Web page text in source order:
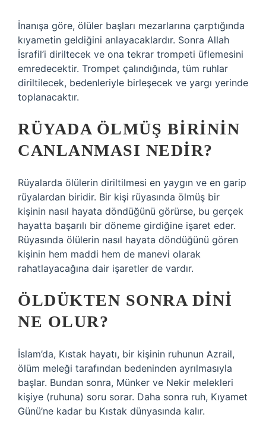
İnanışa göre, ölüler başları mezarlarına çarptığında
kıyametin geldiğini anlayacaklardır. Sonra Allah
İsrafil’i diriltecek ve ona tekrar trompeti üflemesini
emredecektir. Trompet çalındığında, tüm ruhlar
diriltilecek, bedenleriyle birleşecek ve yargı yerinde
toplanacaktır.
RÜYADA ÖLMÜŞ BIRININ
CANLANMASI NEDIR?
Rüyalarda ölülerin diriltilmesi en yaygın ve en garip
rüyalardan biridir. Bir kişi rüyasında ölmüş bir
kişinin nasıl hayata döndüğünü görürse, bu gerçek
hayatta başarılı bir döneme girdiğine işaret eder.
Rüyasında ölülerin nasıl hayata döndüğünü gören
kişinin hem maddi hem de manevi olarak
rahatlayacağına dair işaretler de vardır.
ÖLDÜKTEN SONRA DINI
NE OLUR?
İslam’da, Kıstak hayatı, bir kişinin ruhunun Azrail,
ölüm meleği tarafından bedeninden ayrılmasıyla
başlar. Bundan sonra, Münker ve Nekir melekleri
kişiye (ruhuna) soru sorar. Daha sonra ruh, Kıyamet
Günü’ne kadar bu Kıstak dünyasında kalır.